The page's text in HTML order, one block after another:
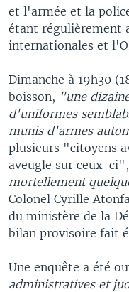
et l'armée et la
étant régulièrement
internationales et
Dimanche à 19h30
boisson, "une
d'uniformes
munis d'armes
plusieurs "citoyens
aveugle sur ceux-
mortellement
Colonel Cyrille
du ministère de la
bilan provisoire fait
Une enquête a été
administratives et